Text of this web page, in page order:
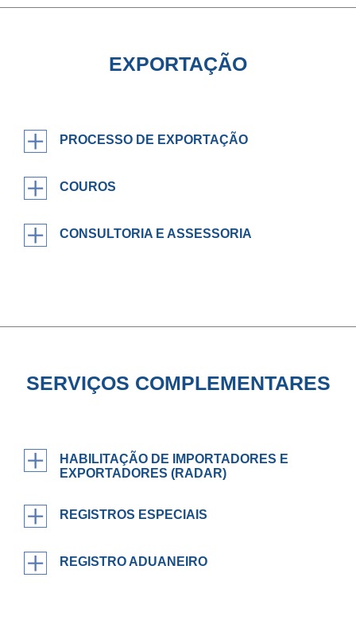
EXPORTAÇÃO
PROCESSO DE EXPORTAÇÃO
COUROS
CONSULTORIA E ASSESSORIA
SERVIÇOS COMPLEMENTARES
HABILITAÇÃO DE IMPORTADORES E
EXPORTADORES (RADAR)
REGISTROS ESPECIAIS
REGISTRO ADUANEIRO